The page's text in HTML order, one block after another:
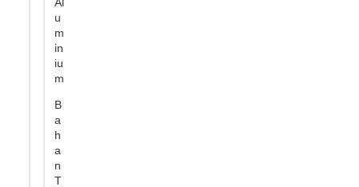
u
m
in
iu
m
B
a
h
a
n
T